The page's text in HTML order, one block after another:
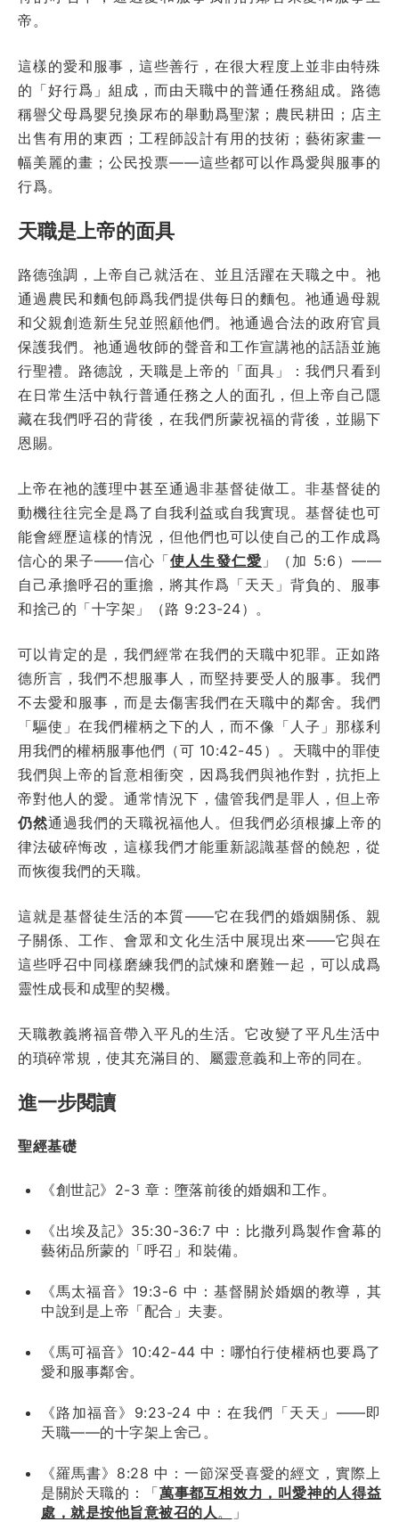
帝。
這樣的愛和服事，這些善行，在很大程度上並非由特殊
的「好行爲」組成，而由天職中的普通任務組成。路德
稱譽父母爲嬰兒換尿布的舉動爲聖潔；農民耕田；店主
出售有用的東西；工程師設計有用的技術；藝術家畫一
幅美麗的畫；公民投票——這些都可以作爲愛與服事的
行爲。
天職是上帝的面具
路德強調，上帝自己就活在、並且活躍在天職之中。祂
通過農民和麵包師爲我們提供每日的麵包。祂通過母親
和父親創造新生兒並照顧他們。祂通過合法的政府官員
保護我們。祂通過牧師的聲音和工作宣講祂的話語並施
行聖禮。路德說，天職是上帝的「面具」：我們只看到
在日常生活中執行普通任務之人的面孔，但上帝自己隱
藏在我們呼召的背後，在我們所蒙祝福的背後，並賜下
恩賜。
上帝在祂的護理中甚至通過非基督徒做工。非基督徒的
動機往往完全是爲了自我利益或自我實現。基督徒也可
能會經歷這樣的情況，但他們也可以使自己的工作成爲
信心的果子——信心「使人生發仁愛 」（加 5:6）——
自己承擔呼召的重擔，將其作爲「天天」背負的、服事
和捨己的「十字架」（路 9:23-24）。
可以肯定的是，我們經常在我們的天職中犯罪。正如路
德所言，我們不想服事人，而堅持要受人的服事。我們
不去愛和服事，而是去傷害我們在天職中的鄰舍。我們
「驅使」在我們權柄之下的人，而不像「人子」那樣利
用我們的權柄服事他們（可 10:42-45）。天職中的罪使
我們與上帝的旨意相衝突，因爲我們與祂作對，抗拒上
帝對他人的愛。通常情況下，儘管我們是罪人，但上帝
仍然通過我們的天職祝福他人。但我們必須根據上帝的
律法破碎悔改，這樣我們才能重新認識基督的饒恕，從
而恢復我們的天職。
這就是基督徒生活的本質——它在我們的婚姻關係、親
子關係、工作、會眾和文化生活中展現出來——它與在
這些呼召中同樣磨練我們的試煉和磨難一起，可以成爲
靈性成長和成聖的契機。
天職教義將福音帶入平凡的生活。它改變了平凡生活中
的瑣碎常規，使其充滿目的、屬靈意義和上帝的同在。
進一步閱讀
聖經基礎
《創世記》2-3 章：墮落前後的婚姻和工作。
《出埃及記》35:30-36:7 中：比撒列爲製作會幕的
藝術品所蒙的「呼召」和裝備。
《馬太福音》19:3-6 中：基督關於婚姻的教導，其
中說到是上帝「配合」夫妻。
《馬可福音》10:42-44 中：哪怕行使權柄也要爲了
愛和服事鄰舍。
《路加福音》9:23-24 中：在我們「天天」——即
天職——的十字架上舍己。
《羅馬書》8:28 中：一節深受喜愛的經文，實際上
是關於天職的：「萬事都互相效力，叫愛神的人得益
處，就是按他旨意被召的人 。 」